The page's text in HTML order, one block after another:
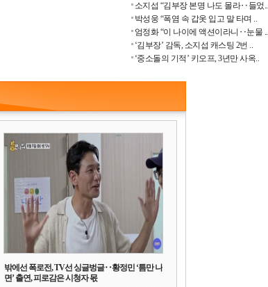
소지섭 “김부장 본명 나도 몰라‥들었..
박성웅 “폭염 속 갑옷 입고 말 타며 ..
엄정화 “이 나이에 액션이라니‥눈물 ..
‘김부장’ 감독, 소지섭 캐스팅 2번 ..
‘중소돌의 기적’ 키오프, 3년만 사옥..
밖에선 폭로전, TV선 싱글벙글‥황정민 ‘틈만 나
면’ 출연, 피로감은 시청자 몫